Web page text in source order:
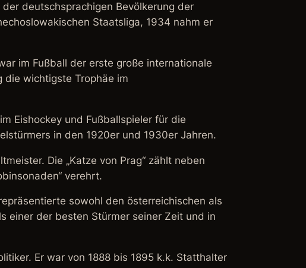
deutschsprachigen Bevölkerung der
Staatsliga, 1934 nahm er
im Fußball der erste große internationale
die wichtigste Trophäe im
Eishockey und Fußballspieler für die
in den 1920er und 1930er Jahren.
Die „Katze von Prag“ zählt neben
verehrt.
sowohl den österreichischen als
einer der besten Stürmer seiner Zeit und in
Er war von 1888 bis 1895 k.k. Statthalter